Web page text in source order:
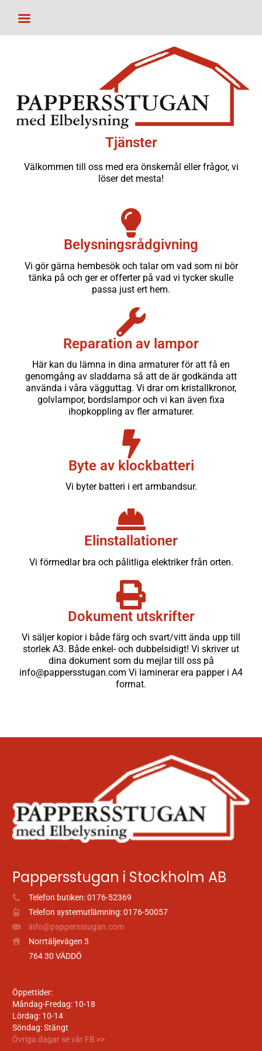
Tjänster
Välkommen till oss med era önskemål eller frågor, vi
löser det mesta!
Belysningsrådgivning
Vi gör gärna hembesök och talar om vad som ni bör
tänka på och ger er offerter på vad vi tycker skulle
passa just ert hem.
Reparation av lampor
Här kan du lämna in dina armaturer för att få en
genomgång av sladdarna så att de är godkända att
använda i våra vägguttag. Vi drar om kristallkronor,
golvlampor, bordslampor och vi kan även fixa
ihopkoppling av fler armaturer.
Byte av klockbatteri
Vi byter batteri i ert armbandsur.
Elinstallationer
Vi förmedlar bra och pålitliga elektriker från orten.
Dokument utskrifter
Vi säljer kopior i både färg och svart/vitt ända upp till
storlek A3. Både enkel- och dubbelsidigt! Vi skriver ut
dina dokument som du mejlar till oss på
info@pappersstugan.com Vi laminerar era papper i A4
format.
Pappersstugan i Stockholm AB
Telefon butiken: 0176-52369
Telefon systemutlämning: 0176-50057
info@pappersstugan.com
Norrtäljevägen 3
764 30 VÄDDÖ
Öppettider:
Måndag-Fredag: 10-18
Lördag: 10-14
Söndag: Stängt
Övriga dagar se vår FB >>